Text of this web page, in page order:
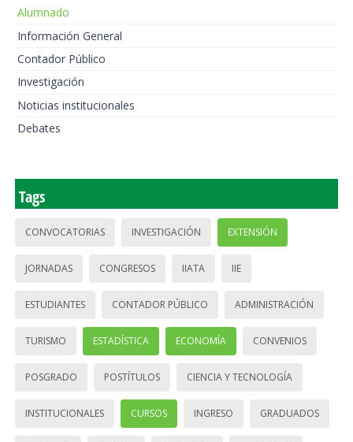
Alumnado
Información General
Contador Público
Investigación
Noticias institucionales
Debates
Tags
CONVOCATORIAS INVESTIGACIÓN EXTENSIÓN
JORNADAS CONGRESOS IIATA IIE
ESTUDIANTES CONTADOR PÚBLICO ADMINISTRACIÓN
TURISMO ESTADÍSTICA ECONOMÍA CONVENIOS
POSGRADO POSTÍTULOS CIENCIA Y TECNOLOGÍA
INSTITUCIONALES CURSOS INGRESO GRADUADOS